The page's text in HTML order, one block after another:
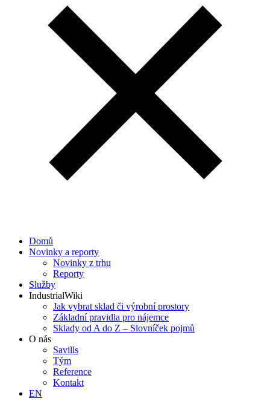
Domů
Novinky a reporty
Novinky z trhu
Reporty
Služby
IndustrialWiki
Jak vybrat sklad či výrobní prostory
Základní pravidla pro nájemce
Sklady od A do Z – Slovníček pojmů
O nás
Savills
Tým
Reference
Kontakt​
EN